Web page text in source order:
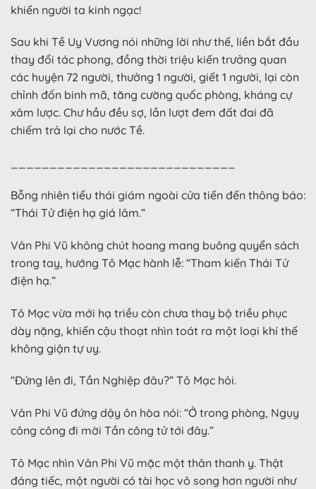
khiến người ta kinh ngạc!
Sau khi Tề Uy Vương nói những lời như thế, liền bắt đầu
thay đổi tác phong, đồng thời triệu kiến trưởng quan
các huyện 72 người, thưởng 1 người, giết 1 người, lại còn
chỉnh đốn binh mã, tăng cường quốc phòng, kháng cự
xâm lược. Chư hầu đều sợ, lần lượt đem đất đai đã
chiếm trả lại cho nước Tề.
Bỗng nhiên tiểu thái giám ngoài cửa tiến đến thông báo:
“Thái Tử điện hạ giá lâm.”
Vân Phi Vũ không chút hoang mang buông quyển sách
trong tay, hướng Tô Mạc hành lễ: “Tham kiến Thái Tử
điện hạ.”
Tô Mạc vừa mới hạ triều còn chưa thay bộ triều phục
dày nặng, khiến cậu thoạt nhìn toát ra một loại khí thế
không giận tự uy.
“Đứng lên đi, Tần Nghiệp đâu?” Tô Mạc hỏi.
Vân Phi Vũ đứng dậy ôn hòa nói: “Ở trong phòng, Ngụy
công công đi mời Tần công tử tới đây.”
Tô Mạc nhìn Vân Phi Vũ mặc một thân thanh y. Thật
đáng tiếc, một người có tài học vô song hơn người như